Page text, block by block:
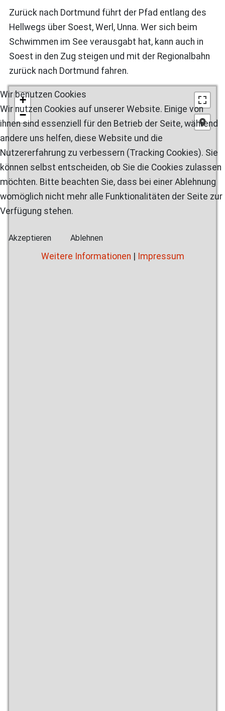
Zurück nach Dortmund führt der Pfad entlang des
Hellwegs über Soest, Werl, Unna. Wer sich beim
Schwimmen im See verausgabt hat, kann auch in
Soest in den Zug steigen und mit der Regionalbahn
zurück nach Dortmund fahren.
+
−
Wir benutzen Cookies
Wir nutzen Cookies auf unserer Website. Einige von
ihnen sind essenziell für den Betrieb der Seite, während
andere uns helfen, diese Website und die
Nutzererfahrung zu verbessern (Tracking Cookies). Sie
können selbst entscheiden, ob Sie die Cookies zulassen
möchten. Bitte beachten Sie, dass bei einer Ablehnung
womöglich nicht mehr alle Funktionalitäten der Seite zur
Verfügung stehen.
Akzeptieren Ablehnen
Weitere Informationen Impressum